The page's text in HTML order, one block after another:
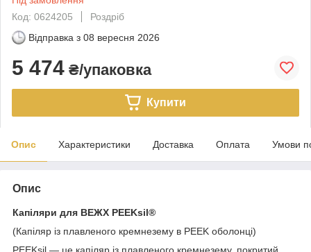
Код: 0624205
Роздріб
Відправка з 08 вересня 2026
5 474 ₴/упаковка
Купити
Опис Характеристики Доставка Оплата Умови
Опис
Капіляри для ВЕЖХ PEEKsil®
(Капіляр із плавленого кремнезему в PEEK оболонці)
PEEKsil — це капіляр із плавленого кремнезему, покритий